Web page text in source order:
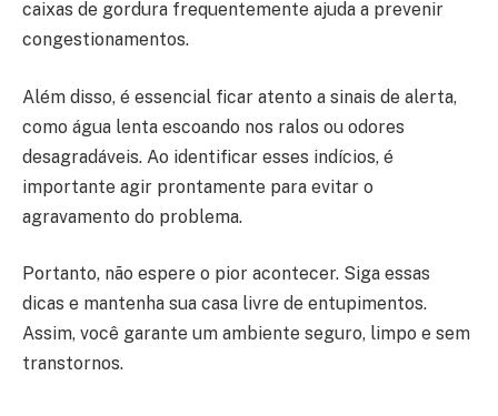
caixas de gordura frequentemente ajuda a prevenir
congestionamentos.
Além disso, é essencial ficar atento a sinais de alerta,
como água lenta escoando nos ralos ou odores
desagradáveis. Ao identificar esses indícios, é
importante agir prontamente para evitar o
agravamento do problema.
Portanto, não espere o pior acontecer. Siga essas
dicas e mantenha sua casa livre de entupimentos.
Assim, você garante um ambiente seguro, limpo e sem
transtornos.